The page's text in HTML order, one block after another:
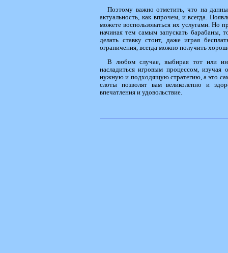
Поэтому важно отметить, что на
актуальность, как впрочем, и всегда.
можете воспользоваться их услугами. Но
начиная тем самым запускать барабаны,
делать ставку стоит, даже играя
ограничения, всегда можно получить
В любом случае, выбирая тот или
насладиться игровым процессом,
нужную и подходящую стратегию, а это
слоты позволят вам великолепно и
впечатления и удовольствие.